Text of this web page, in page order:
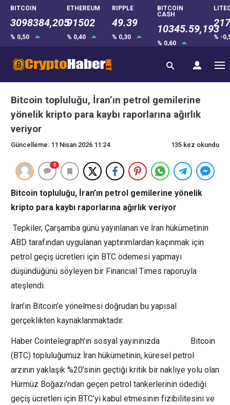
BITCOIN
3098384,205
% 0,50
ETHEREUM
91502
% 0,40
RIPPLE
49.39
% 0,30
BITCOIN
CASH
10345.59,193
% 0,60
% -
Bitcoin topluluğu, İran’ın petrol gemilerine
yönelik kripto para kaybı raporlarına ağırlık
veriyor
Güncelleme: 11 Nisan 2026 11:24 135 kez okundu
0
Bitcoin topluluğu, İran’ın petrol gemilerine yönelik
kripto para kaybı raporlarına ağırlık veriyor
Tepkiler, Çarşamba günü yayınlanan ve İran hükümetinin
ABD tarafından uygulanan yaptırımlardan kaçınmak için
petrol geçiş ücretleri için BTC ödemesi yapmayı
düşündüğünü söyleyen bir Financial Times raporuyla
ateşlendi.
İran’ın Bitcoin’e yönelmesi doğrudan bu yapısal
gerçeklikten kaynaklanmaktadır.
Haber Cointelegraph’ın sosyal yayınınızda Bitcoin
(BTC) topluluğumuz İran hükümetinin, küresel petrol
arzının yaklaşık %20’sinin geçtiği kritik bir nakliye yolu olan
Hürmüz Boğazı’ndan geçen petrol tankerlerinin ödediği
geçiş ücretleri için BTC’yi kabul etmesinin fizibilitesini ve